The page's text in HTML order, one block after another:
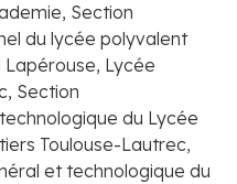
Section
du lycée polyvalent
Lapérouse, Lycée
Section
du Lycée
Toulouse-Lautrec,
et technologique du